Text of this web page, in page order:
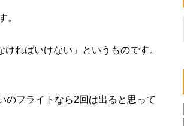
。
ればいけない」というものです。
のフライトなら2回は出ると思って